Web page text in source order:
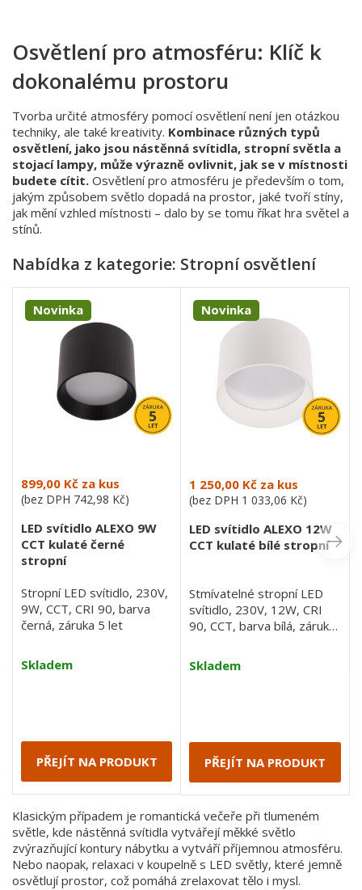
Osvětlení pro atmosféru: Klíč k
dokonalému prostoru
Tvorba určité atmosféry pomocí osvětlení není jen otázkou
techniky, ale také kreativity. Kombinace různých typů
osvětlení, jako jsou nástěnná svítidla, stropní světla a
stojací lampy, může výrazně ovlivnit, jak se v místnosti
budete cítit. Osvětlení pro atmosféru je především o tom,
jakým způsobem světlo dopadá na prostor, jaké tvoří stíny,
jak mění vzhled místnosti – dalo by se tomu říkat hra světel a
stínů.
Nabídka z kategorie: Stropní osvětlení
Novinka
899,00 Kč za kus
(bez DPH 742,98 Kč)
LED svítidlo ALEXO 9W
CCT kulaté černé
stropní
Stropní LED svítidlo, 230V,
9W, CCT, CRI 90, barva
černá, záruka 5 let
Skladem
PŘEJÍT NA PRODUKT
Novinka
1 250,00 Kč za kus
(bez DPH 1 033,06 Kč)
LED svítidlo ALEXO 12W
CCT kulaté bílé stropní
Stmívatelné stropní LED
svítidlo, 230V, 12W, CRI
90, CCT, barva bílá, záruka
Skladem
PŘEJÍT NA PRODUKT
Klasickým případem je romantická večeře při tlumeném
světle, kde nástěnná svítidla vytvářejí měkké světlo
zvýrazňující kontury nábytku a vytváří příjemnou atmosféru.
Nebo naopak, relaxaci v koupelně s LED světly, které jemně
osvětlují prostor, což pomáhá zrelaxovat tělo i mysl.